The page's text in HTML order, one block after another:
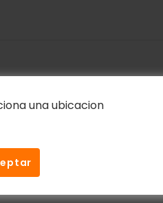
una ubicacion
Correo electrónico
para la próxima vez que